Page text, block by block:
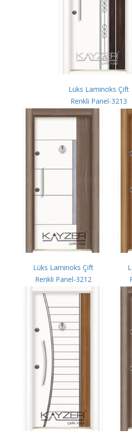
Lüks Laminoks Çift
Renkli Panel-3213
Lüks Laminoks Çift
Renkli Panel-3212